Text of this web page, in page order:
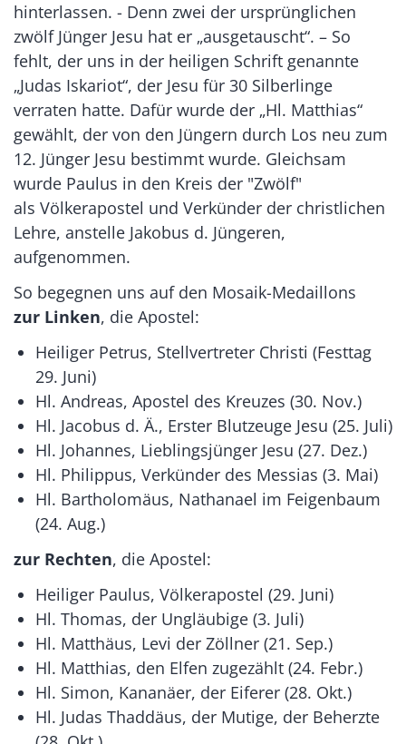
hinterlassen. - Denn zwei der ursprünglichen
zwölf Jünger Jesu hat er „ausgetauscht“. – So
fehlt, der uns in der heiligen Schrift genannte
„Judas Iskariot“, der Jesu für 30 Silberlinge
verraten hatte. Dafür wurde der „Hl. Matthias“
gewählt, der von den Jüngern durch Los neu zum
12. Jünger Jesu bestimmt wurde. Gleichsam
wurde Paulus in den Kreis der "Zwölf"
als Völkerapostel und Verkünder der christlichen
Lehre, anstelle Jakobus d. Jüngeren,
aufgenommen.
So begegnen uns auf den Mosaik-Medaillons
zur Linken, die Apostel:
Heiliger Petrus, Stellvertreter Christi (Festtag
29. Juni)
Hl. Andreas, Apostel des Kreuzes (30. Nov.)
Hl. Jacobus d. Ä., Erster Blutzeuge Jesu (25. Juli)
Hl. Johannes, Lieblingsjünger Jesu (27. Dez.)
Hl. Philippus, Verkünder des Messias (3. Mai)
Hl. Bartholomäus, Nathanael im Feigenbaum
(24. Aug.)
zur Rechten, die Apostel:
Heiliger Paulus, Völkerapostel (29. Juni)
Hl. Thomas, der Ungläubige (3. Juli)
Hl. Matthäus, Levi der Zöllner (21. Sep.)
Hl. Matthias, den Elfen zugezählt (24. Febr.)
Hl. Simon, Kananäer, der Eiferer (28. Okt.)
Hl. Judas Thaddäus, der Mutige, der Beherzte